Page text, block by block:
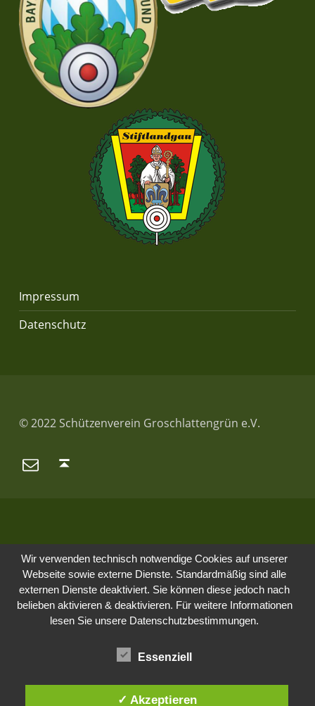
Impressum
Datenschutz
© 2022 Schützenverein Groschlattengrün e.V.
Wir verwenden technisch notwendige Cookies auf unserer
Webseite sowie externe Dienste. Standardmäßig sind alle
externen Dienste deaktiviert. Sie können diese jedoch nach
belieben aktivieren & deaktivieren. Für weitere Informationen
lesen Sie unsere Datenschutzbestimmungen.
Essenziell
✓ Akzeptieren